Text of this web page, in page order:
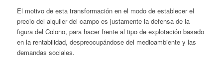
El motivo de esta transformación en el modo de establecer el
precio del alquiler del campo es justamente la defensa de la
figura del Colono, para hacer frente al tipo de explotación basado
en la rentabilidad, despreocupándose del medioambiente y las
demandas sociales.